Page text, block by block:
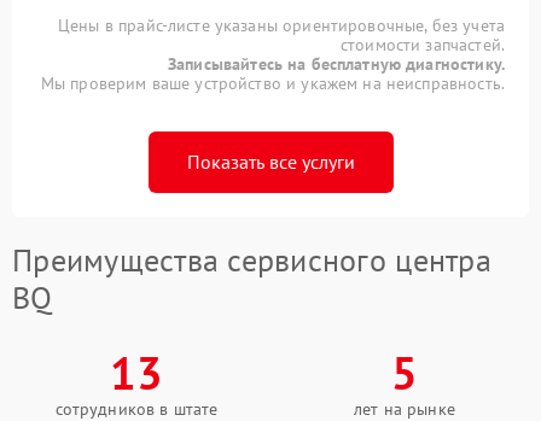
Цены в прайс-листе указаны ориентировочные, без учета
стоимости запчастей.
Записывайтесь на бесплатную диагностику.
Мы проверим ваше устройство и укажем на неисправность.
Показать все услуги
Преимущества сервисного центра
BQ
13
сотрудников в штате
5
лет на рынке